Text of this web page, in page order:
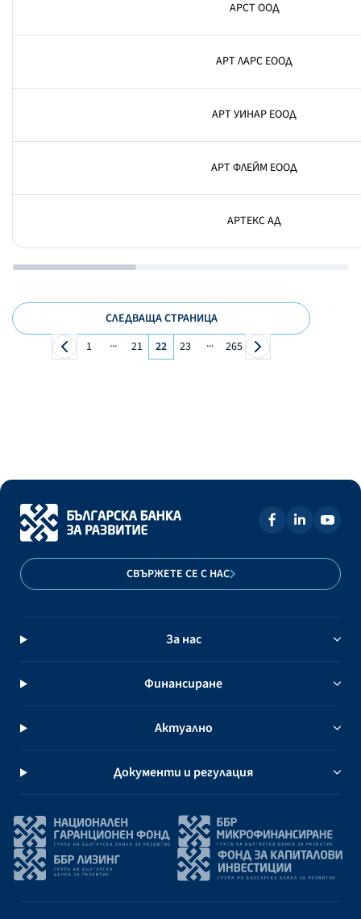
АРСТ ООД
АРТ ЛАРС ЕООД
АРТ УИНАР ЕООД
АРТ ФЛЕЙМ ЕООД
АРТЕКС АД
СЛЕДВАЩА СТРАНИЦА
1
... 21 22 23 ... 265
СВЪРЖЕТЕ СЕ С НАС
За нас
Финансиране
Актуално
Документи и регулация